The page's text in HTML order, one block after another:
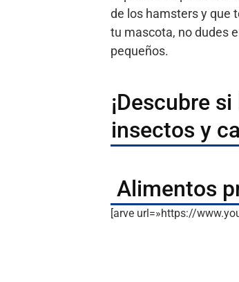
de los hamsters y que
tu mascota, no dudes
pequeños.
¡Descubre
insectos y
Alimentos
[arve url=»https://